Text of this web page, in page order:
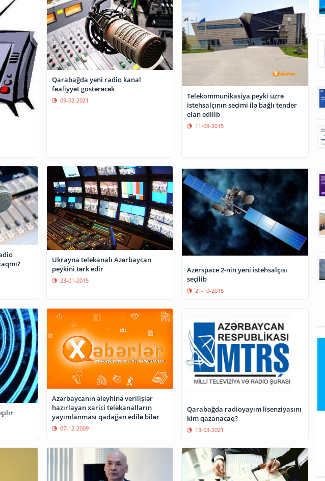
Qarabağda yeni radio kanal
fəaliyyət göstərəcək
09-02-2021
Telekommunikasiya peyki üzrə
istehsalçının seçimi ilə bağlı tender
elan edilib
11-08-2015
Ukrayna telekanalı Azərbaycan
peykini tərk edir
23-01-2015
Azerspace 2-nin yeni istehsalçısı
seçilib
21-10-2015
Azərbaycanın əleyhinə verilişlər
hazırlayan xarici telekanalların
yayımlanması qadağan edilə bilər
07-12-2009
Qarabağda radioyayım lisenziyasını
kim qazanacaq?
13-03-2021